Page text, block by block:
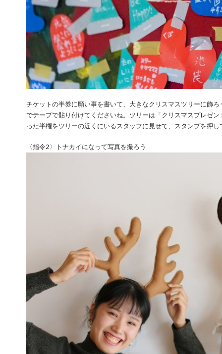
チケットの半券に願い事を書いて、大きなクリスマスツリーに飾
でテープで貼り付けてくださいね。ツリーは「クリスマスプレゼ
った半権をツリーの近くにいるスタッフに見せて、スタンプを押し
〈指令2〉トナカイになって写真を撮ろう